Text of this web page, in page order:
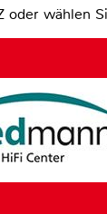
oder wählen